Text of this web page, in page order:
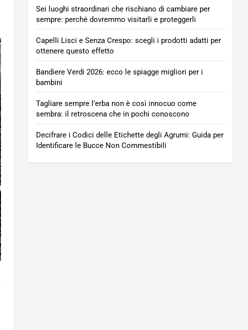
Sei luoghi straordinari che rischiano di cambiare per
sempre: perché dovremmo visitarli e proteggerli
Capelli Lisci e Senza Crespo: scegli i prodotti adatti per
ottenere questo effetto
Bandiere Verdi 2026: ecco le spiagge migliori per i
bambini
Tagliare sempre l’erba non è così innocuo come
sembra: il retroscena che in pochi conoscono
Decifrare i Codici delle Etichette degli Agrumi: Guida per
Identificare le Bucce Non Commestibili